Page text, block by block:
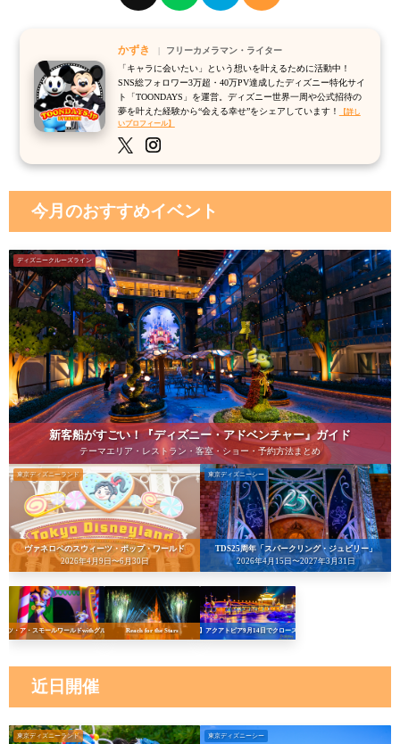
かずき
フリーカメラマン・ライター
「キャラに会いたい」という想いを叶えるために活動中！
SNS総フォロワー3万超・40万PV達成したディズニー特化サイ
ト「TOONDAYS」を運営。ディズニー世界一周や公式招待の
夢を叶えた経験から“会える幸せ”をシェアしています！
【詳し
いプロフィール】
今月のおすすめイベント
ディズニークルーズライン
新客船がすごい！『ディズニー・アドベンチャー』ガイド
テーマエリア・レストラン・客室・ショー・予約方法まとめ
東京ディズニーランド
ヴァネロペのスウィーツ・ポップ・ワールド
2026年4月9日〜6月30日
東京ディズニーシー
TDS25周年「スパークリング・ジュビリー」
2026年4月15日〜2027年3月31日
ッツ・ア・スモールワールドwithグルート Reach for the Stars 【悲報】アクアトピア9月14日でクローズへ…！
近日開催
東京ディズニーランド 東京ディズニーシー